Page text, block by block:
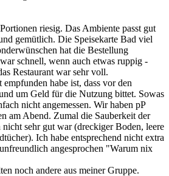
riesig. Das Ambiente passt gut
gemütlich. Die Speisekarte Bad viel
hat die Bestellung
schnell, wenn auch etwas ruppig -
Restaurant war sehr voll.
habe ist, dass vor den
um Geld für die Nutzung bittet. Sowas
nicht angemessen. Wir haben pP
am Abend. Zumal die Sauberkeit der
sehr gut war (dreckiger Boden, leere
Ich habe entsprechend nicht extra
angesprochen "Warum nix
noch andere aus meiner Gruppe.